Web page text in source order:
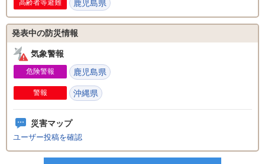
高齢者等避難 鹿児島県
発表中の防災情報
気象警報
危険警報 鹿児島県
警報 沖縄県
災害マップ
ユーザー投稿を確認